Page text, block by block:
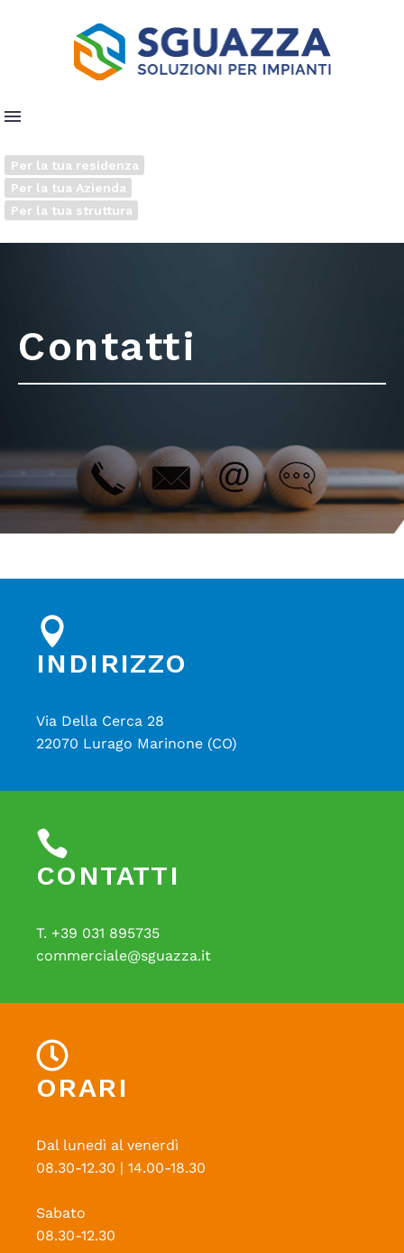
Per la tua residenza
Per la tua Azienda
Per la tua struttura
Contatti
INDIRIZZO
Via Della Cerca 28
22070 Lurago Marinone (CO)
CONTATTI
T. +39 031 895735
commerciale@sguazza.it
ORARI
Dal lunedì al venerdì
08.30-12.30 | 14.00-18.30
Sabato
08.30-12.30